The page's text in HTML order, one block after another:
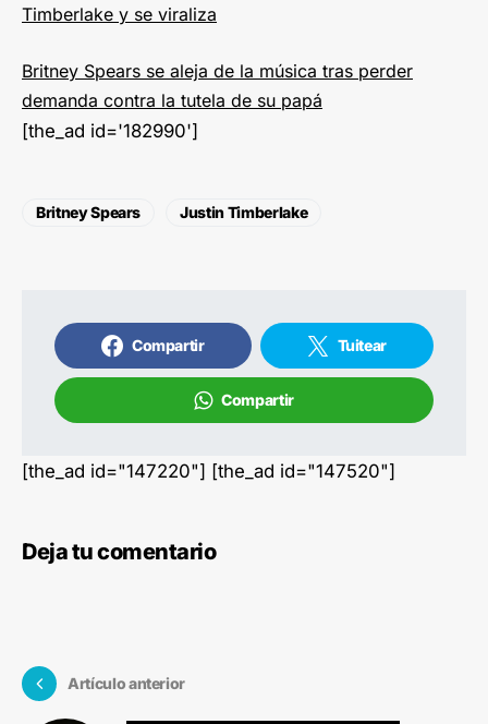
Timberlake y se viraliza
Britney Spears se aleja de la música tras perder
demanda contra la tutela de su papá
[the_ad id='182990']
Britney Spears Justin Timberlake
Compartir Tuitear
Compartir
[the_ad id="147220"] [the_ad id="147520"]
Deja tu comentario
Artículo anterior